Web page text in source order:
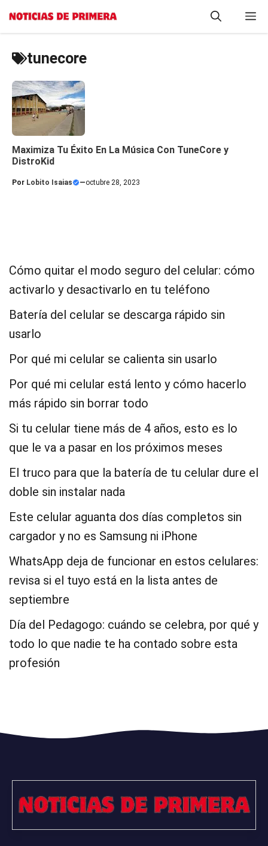
Saltar
tunecore
Maximiza Tu Éxito En La Música Con TuneCore y
DistroKid
Por Lobito Isaias —octubre 28, 2023
Cómo quitar el modo seguro del celular: cómo
activarlo y desactivarlo en tu teléfono
Batería del celular se descarga rápido sin
usarlo
Por qué mi celular se calienta sin usarlo
Por qué mi celular está lento y cómo hacerlo
más rápido sin borrar todo
Si tu celular tiene más de 4 años, esto es lo
que le va a pasar en los próximos meses
El truco para que la batería de tu celular dure el
doble sin instalar nada
Este celular aguanta dos días completos sin
cargador y no es Samsung ni iPhone
WhatsApp deja de funcionar en estos celulares:
revisa si el tuyo está en la lista antes de
septiembre
Día del Pedagogo: cuándo se celebra, por qué y
todo lo que nadie te ha contado sobre esta
profesión